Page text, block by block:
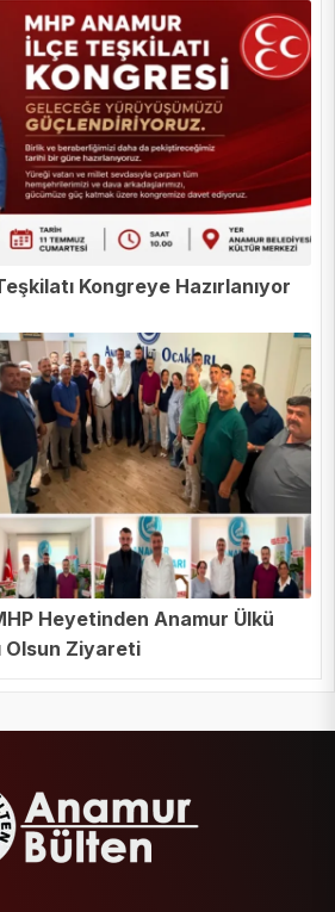
Kongreye Hazırlanıyor
Heyetinden Anamur Ülkü
Olsun Ziyareti